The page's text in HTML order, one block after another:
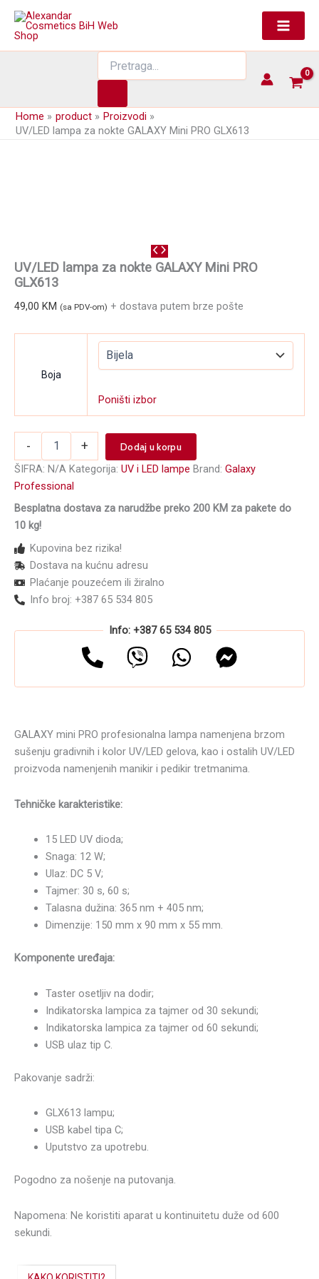
Skip
content
search
Home product
Proizvodi
UV/LED lampa za nokte GALAXY Mini PRO GLX613
UV/LED lampa za nokte GALAXY Mini PRO
GLX613
49,00 KM (sa PDV-om) + dostava putem brze pošte
Boja
Poništi izbor
-
UV/LED
za
nokte
Mini
PRO
količina
+
Dodaj u korpu
ŠIFRA: N/A Kategorija: UV i LED lampe Brand: Galaxy
Professional
Besplatna dostava za narudžbe preko 200 KM za pakete do
10 kg!
Kupovina bez rizika!
Dostava na kućnu adresu
Plaćanje pouzećem ili žiralno
Info broj: +387 65 534 805
Info: +387 65 534 805
GALAXY mini PRO profesionalna lampa namenjena brzom
sušenju gradivnih i kolor UV/LED gelova, kao i ostalih UV/LED
proizvoda namenjenih manikir i pedikir tretmanima.
Tehničke karakteristike:
15 LED UV dioda;
Snaga: 12 W;
Ulaz: DC 5 V;
Tajmer: 30 s, 60 s;
Talasna dužina: 365 nm + 405 nm;
Dimenzije: 150 mm x 90 mm x 55 mm.
Komponente uređaja:
Taster osetljiv na dodir;
Indikatorska lampica za tajmer od 30 sekundi;
Indikatorska lampica za tajmer od 60 sekundi;
USB ulaz tip C.
Pakovanje sadrži:
GLX613 lampu;
USB kabel tipa C;
Uputstvo za upotrebu.
Pogodno za nošenje na putovanja.
Napomena: Ne koristiti aparat u kontinuitetu duže od 600
sekundi.